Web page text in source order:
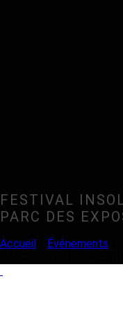
FESTIVAL
PARC DES
Accueil Événements